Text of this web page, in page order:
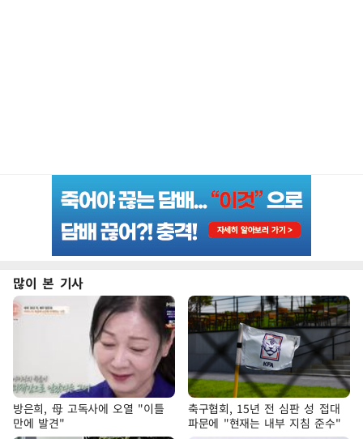
많이 본 기사
방은희, 母 고독사에 오열 "이틀
만에 발견"
축구협회, 15년 전 심판 성 접대
파문에 "현재는 내부 지침 준수"